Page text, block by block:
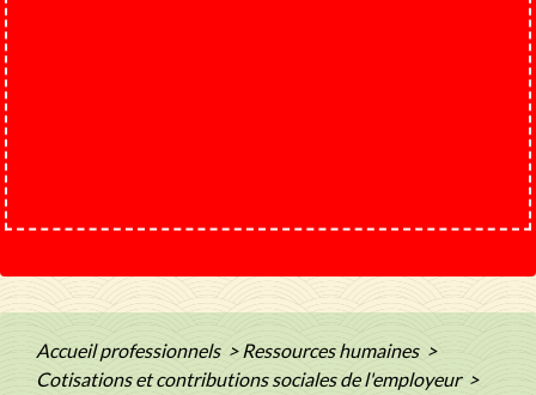
Accueil professionnels > Ressources humaines >
Cotisations et contributions sociales de l'employeur >